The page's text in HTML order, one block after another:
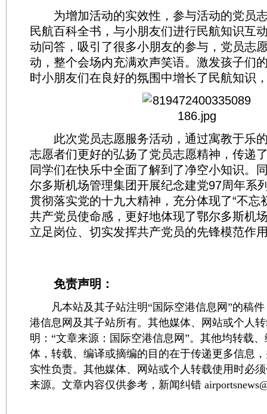
为增加活动的实效性，参与活动的党员
民航百科全书，与小朋友们进行民航知识互
动问答，吸引了很多小朋友的参与，党员志
动，整个会场内充满欢声笑语。激发孩子们
时小朋友们在良好的氛围中增长了民航知识
此次党员志愿服务活动，通过寓教于乐
志愿者们更好的弘扬了党员志愿精神，传递
同学们在快乐中全面了解到了净空小知识。
尔多斯机场管理集团开展纪念建党97周年系
贯彻落实党的十九大精神，充分体现了“不忘
共产党员使命感，更好地体现了鄂尔多斯机
立足岗位、切实发挥共产党员的先锋模范作
免责声明：
凡本站及其子站注明“国际空港信息网”的稿件
港信息网及其子站所有。其他媒体、网站或个人
明：“文章来源：国际空港信息网”。其他均转载
体，转载、编译或摘编的目的在于传递更多信息
实性负责。其他媒体、网站或个人转载使用时必
来源。文章内容仅供参考，新闻纠错